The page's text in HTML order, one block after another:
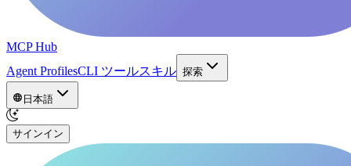
MCP Hub
Agent ProfilesCLI ツールスキル 探索
日本語
サインイン